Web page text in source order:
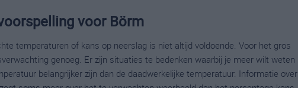
voor Börm
temperaturen of kans op neerslag is niet altijd voldoende. Voor het gros
genoeg. Er zijn situaties te bedenken waarbij je meer wilt weten
belangrijker zijn dan de daadwerkelijke temperatuur. Informatie over